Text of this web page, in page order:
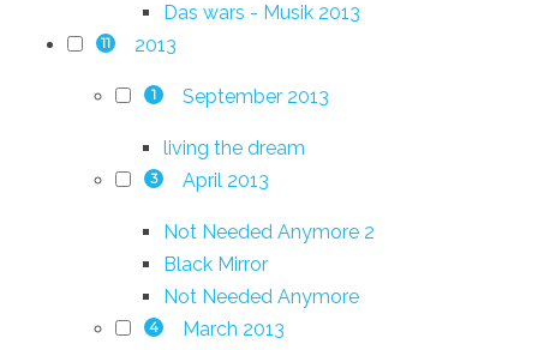
Das wars - Musik 2013
11 2013
1 September 2013
living the dream
3 April 2013
Not Needed Anymore 2
Black Mirror
Not Needed Anymore
4 March 2013